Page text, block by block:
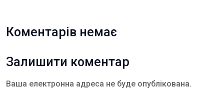
Коментарів немає
Залишити коментар
Ваша електронна адреса не буде опублікована.